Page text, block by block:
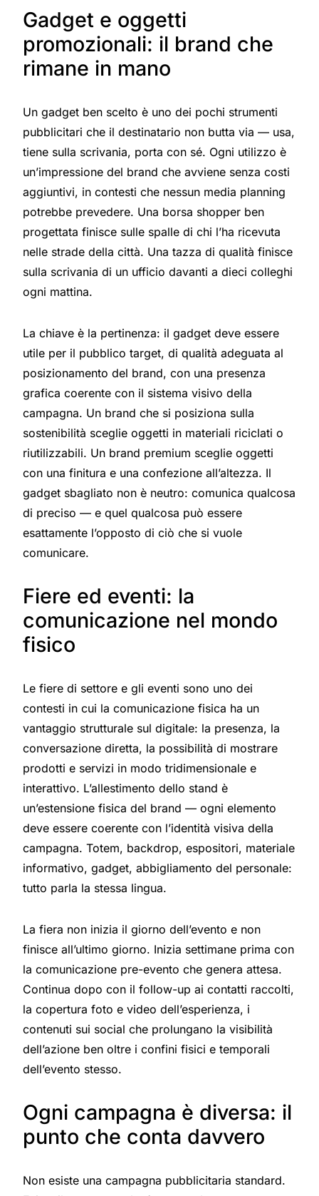
Gadget e oggetti
promozionali: il brand che
rimane in mano
Un gadget ben scelto è uno dei pochi strumenti
pubblicitari che il destinatario non butta via — usa,
tiene sulla scrivania, porta con sé. Ogni utilizzo è
un’impressione del brand che avviene senza costi
aggiuntivi, in contesti che nessun media planning
potrebbe prevedere. Una borsa shopper ben
progettata finisce sulle spalle di chi l’ha ricevuta
nelle strade della città. Una tazza di qualità finisce
sulla scrivania di un ufficio davanti a dieci colleghi
ogni mattina.
La chiave è la pertinenza: il gadget deve essere
utile per il pubblico target, di qualità adeguata al
posizionamento del brand, con una presenza
grafica coerente con il sistema visivo della
campagna. Un brand che si posiziona sulla
sostenibilità sceglie oggetti in materiali riciclati o
riutilizzabili. Un brand premium sceglie oggetti
con una finitura e una confezione all’altezza. Il
gadget sbagliato non è neutro: comunica qualcosa
di preciso — e quel qualcosa può essere
esattamente l’opposto di ciò che si vuole
comunicare.
Fiere ed eventi: la
comunicazione nel mondo
fisico
Le fiere di settore e gli eventi sono uno dei
contesti in cui la comunicazione fisica ha un
vantaggio strutturale sul digitale: la presenza, la
conversazione diretta, la possibilità di mostrare
prodotti e servizi in modo tridimensionale e
interattivo. L’allestimento dello stand è
un’estensione fisica del brand — ogni elemento
deve essere coerente con l’identità visiva della
campagna. Totem, backdrop, espositori, materiale
informativo, gadget, abbigliamento del personale:
tutto parla la stessa lingua.
La fiera non inizia il giorno dell’evento e non
finisce all’ultimo giorno. Inizia settimane prima con
la comunicazione pre-evento che genera attesa.
Continua dopo con il follow-up ai contatti raccolti,
la copertura foto e video dell’esperienza, i
contenuti sui social che prolungano la visibilità
dell’azione ben oltre i confini fisici e temporali
dell’evento stesso.
Ogni campagna è diversa: il
punto che conta davvero
Non esiste una campagna pubblicitaria standard.